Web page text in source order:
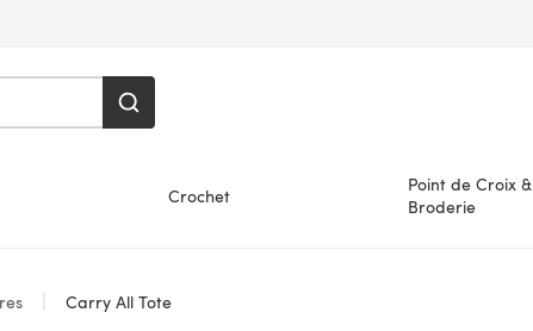
Crochet
Point de Croix &
Broderie
Carry All Tote